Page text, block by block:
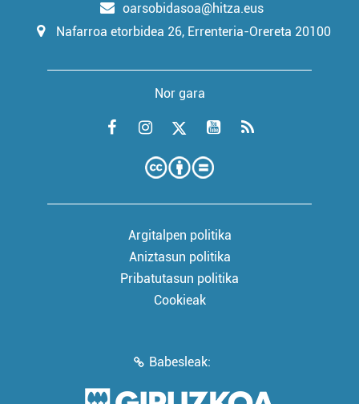
oarsobidasoa@hitza.eus
Nafarroa etorbidea 26, Errenteria-Orereta 20100
Nor gara
Argitalpen politika
Aniztasun politika
Pribatutasun politika
Cookieak
Babesleak: